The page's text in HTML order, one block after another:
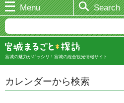
Menu Search
宮城の魅力がギッシリ！宮城の総合観光情報サイト
カレンダーから検索